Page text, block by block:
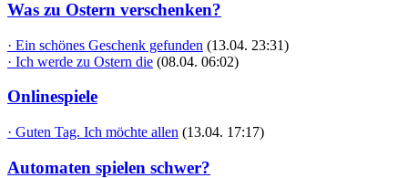
Was zu Ostern verschenken?
· Ein schönes Geschenk gefunden (13.04. 23:31)
· Ich werde zu Ostern die (08.04. 06:02)
Onlinespiele
· Guten Tag. Ich möchte allen (13.04. 17:17)
Automaten spielen schwer?